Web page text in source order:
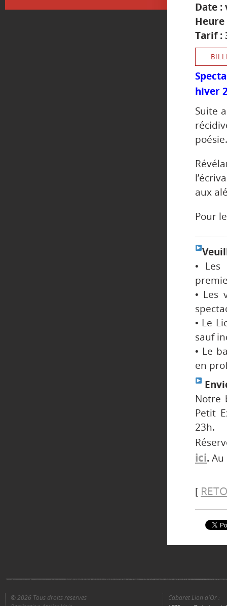
Date :
Heure
Tarif :
hiver
Suite
poésie.
aux
Pour
• Les
• Les
• Le
sauf
• Le
en
Notre
Petit
23h.
ici.Au
[
© 2026 Tous droits réservés
Cabaret Lion d'Or :